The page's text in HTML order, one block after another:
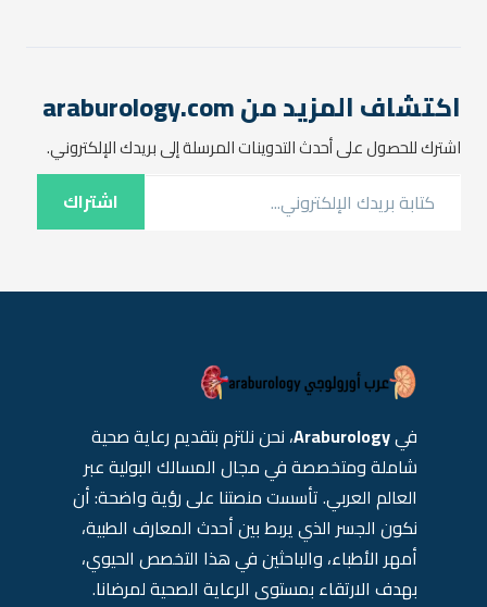
التبول. في هذا المقال،
سنتناول…
اكتشاف المزيد من araburology.com
اشترك للحصول على أحدث التدوينات المرسلة إلى بريدك الإلكتروني.
اشتراك
فيAraburology، نحن نلتزم بتقديم رعاية صحية
شاملة ومتخصصة في مجال المسالك البولية عبر
العالم العربي. تأسست منصتنا على رؤية واضحة: أن
نكون الجسر الذي يربط بين أحدث المعارف الطبية،
أمهر الأطباء، والباحثين في هذا التخصص الحيوي،
بهدف الارتقاء بمستوى الرعاية الصحية لمرضانا.